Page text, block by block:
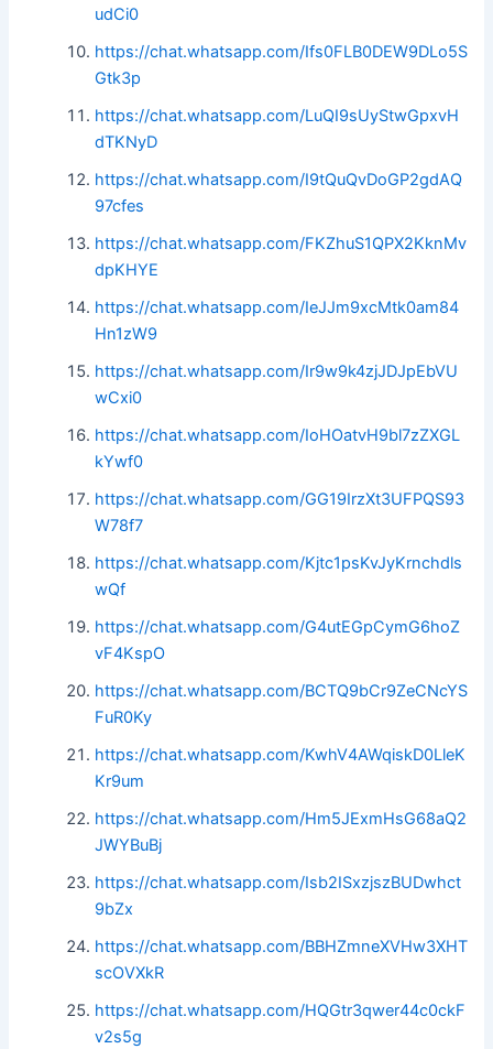
udCi0
https://chat.whatsapp.com/Ifs0FLB0DEW9DLo5S
Gtk3p
https://chat.whatsapp.com/LuQI9sUyStwGpxvH
dTKNyD
https://chat.whatsapp.com/I9tQuQvDoGP2gdAQ
97cfes
https://chat.whatsapp.com/FKZhuS1QPX2KknMv
dpKHYE
https://chat.whatsapp.com/IeJJm9xcMtk0am84
Hn1zW9
https://chat.whatsapp.com/Ir9w9k4zjJDJpEbVU
wCxi0
https://chat.whatsapp.com/IoHOatvH9bl7zZXGL
kYwf0
https://chat.whatsapp.com/GG19IrzXt3UFPQS93
W78f7
https://chat.whatsapp.com/Kjtc1psKvJyKrnchdls
wQf
https://chat.whatsapp.com/G4utEGpCymG6hoZ
vF4KspO
https://chat.whatsapp.com/BCTQ9bCr9ZeCNcYS
FuR0Ky
https://chat.whatsapp.com/KwhV4AWqiskD0LleK
Kr9um
https://chat.whatsapp.com/Hm5JExmHsG68aQ2
JWYBuBj
https://chat.whatsapp.com/Isb2ISxzjszBUDwhct
9bZx
https://chat.whatsapp.com/BBHZmneXVHw3XHT
scOVXkR
https://chat.whatsapp.com/HQGtr3qwer44c0ckF
v2s5g